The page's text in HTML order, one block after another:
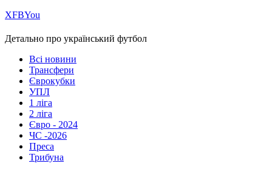
ХFBYou
Детально про український футбол
Всі новини
Трансфери
Єврокубки
УПЛ
1 ліга
2 ліга
Євро - 2024
ЧС -2026
Преса
Трибуна